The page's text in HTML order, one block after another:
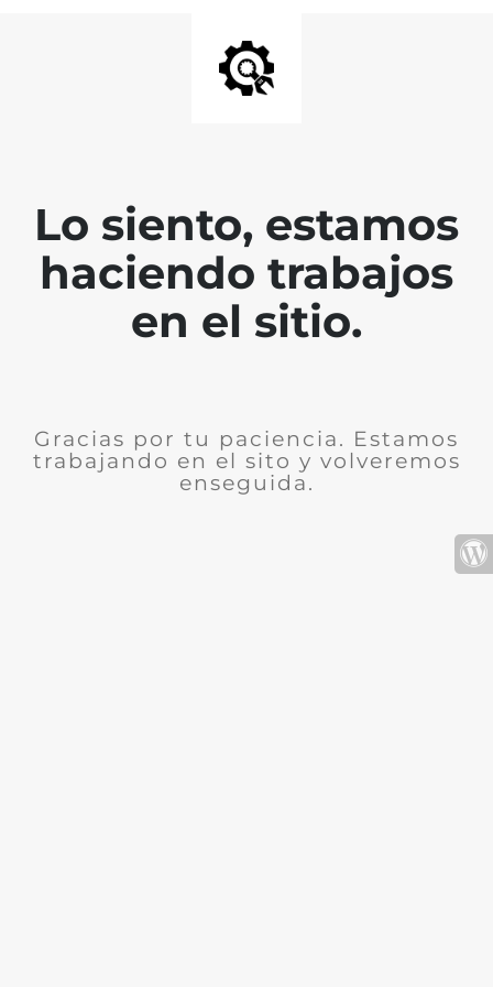
Lo siento, estamos
haciendo trabajos
en el sitio.
Gracias por tu paciencia. Estamos
trabajando en el sito y volveremos
enseguida.